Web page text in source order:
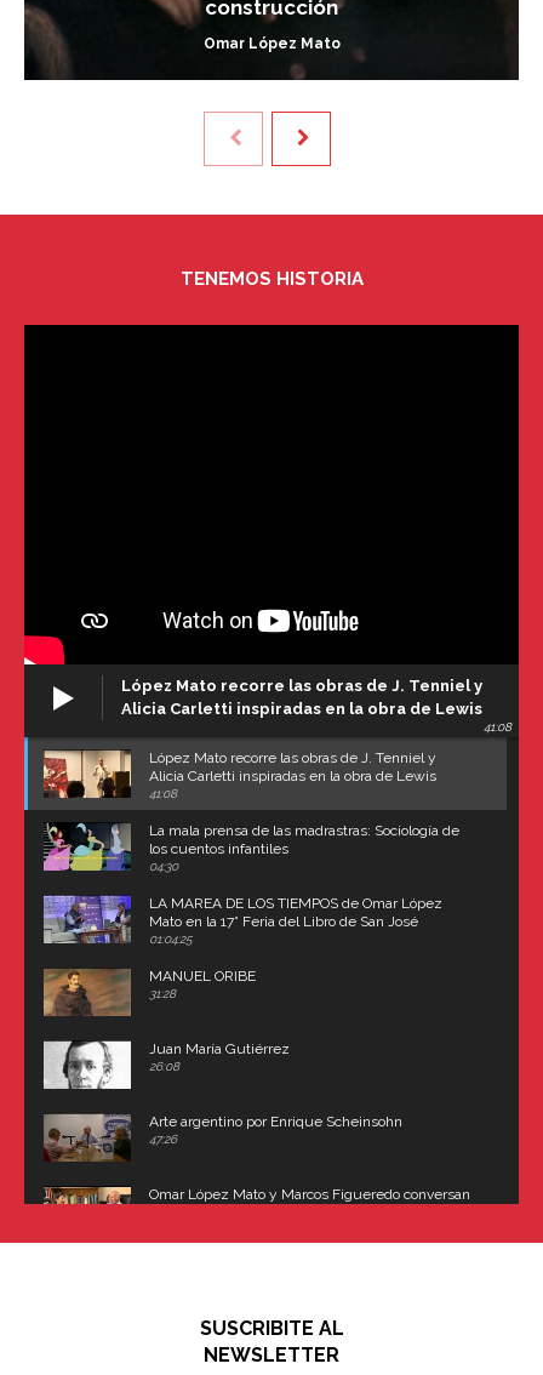
construcción
Omar López Mato
TENEMOS HISTORIA
López Mato recorre las obras de J. Tenniel y
Alicia Carletti inspiradas en la obra de Lewis
41:08
López Mato recorre las obras de J. Tenniel y
Alicia Carletti inspiradas en la obra de Lewis
Carroll
41:08
La mala prensa de las madrastras: Sociología de
los cuentos infantiles
04:30
LA MAREA DE LOS TIEMPOS de Omar López
Mato en la 17° Feria del Libro de San José
(Uruguay)
01:04:25
MANUEL ORIBE
31:28
Juan María Gutiérrez
26:08
Arte argentino por Enrique Scheinsohn
47:26
Omar López Mato y Marcos Figueredo conversan
"En política, la estupidez no es una desventaja"
SUSCRIBITE AL
NEWSLETTER